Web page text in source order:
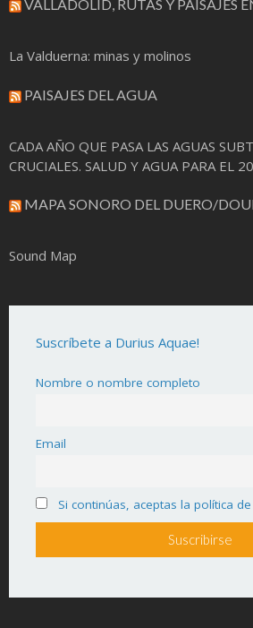
VALLADOLID, RUTAS Y PAISAJES
La Valduerna: minas y molinos
PAISAJES DEL AGUA
CADA AÑO QUE PASA LAS AGUAS
CRUCIALES. SALUD Y AGUA PARA EL
MAPA SONORO DEL DUERO/
Sound Map
Suscríbete a Durius Aquae!
Nombre o nombre completo
Email
Si continúas, aceptas la política